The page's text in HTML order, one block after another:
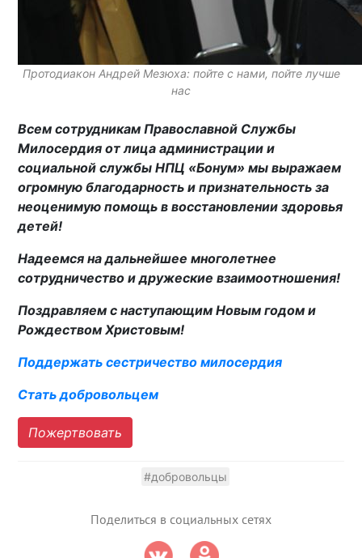
Протодиакон Андрей Мезюха: пойте с нами, пойте лучше
нас
Всем сотрудникам Православной Службы
Милосердия от лица администрации и
социальной службы НПЦ «Бонум» мы выражаем
огромную благодарность и признательность за
неоценимую помощь в восстановлении здоровья
детей!
Надеемся на дальнейшее многолетнее
сотрудничество и дружеские взаимоотношения!
Поздравляем с наступающим Новым годом и
Рождеством Христовым!
Поддержать сестричество милосердия
Стать добровольцем
Пожертвовать
#добровольцы
Поделиться в социальных сетях